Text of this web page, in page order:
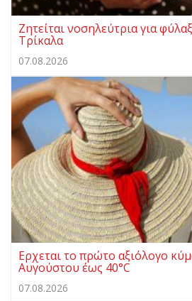
Ζητείται νοσηλεύτρια για
Τρίκαλα
07.08.2026
Ερχεται το πρώτο αξιόλογο
Αυγούστου έως 40°C
07.08.2026